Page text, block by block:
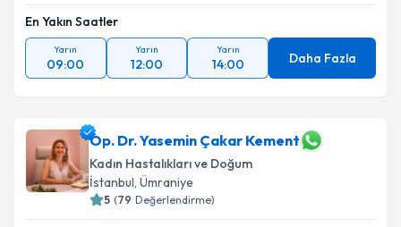
En Yakın Saatler
Yarın
09:00
Yarın
12:00
Yarın
14:00 Daha Fazla
Op. Dr. Yasemin Çakar Kement
Kadın Hastalıkları ve Doğum
İstanbul, Ümraniye
5 (79 Değerlendirme)